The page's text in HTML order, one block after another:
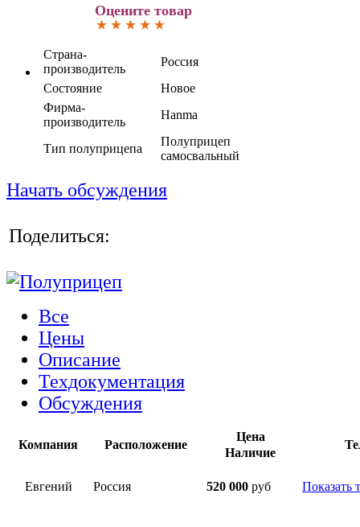
Оцените товар
Страна-
производитель
Россия
Состояние
Новое
Фирма-
производитель
Hanma
Тип полуприцепа
Полуприцеп
самосвальный
Начать обсуждения
Поделиться:
Все
Цены
Описание
Техдокументация
Обсуждения
Компания Расположение
Цена
Наличие
Евгений Россия 520 000 руб Показать